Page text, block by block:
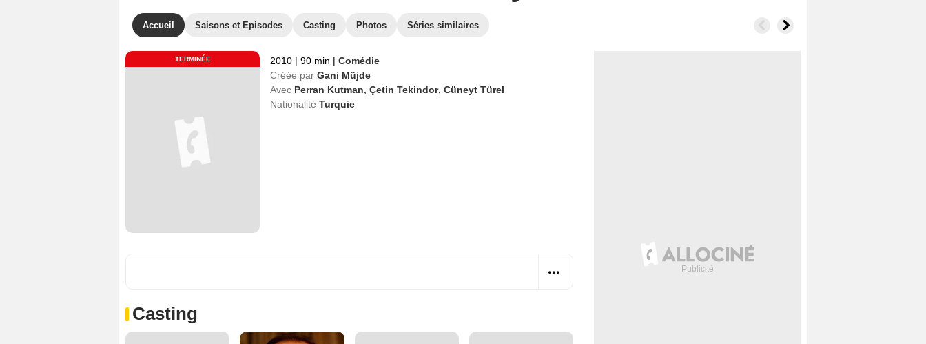
Accueil Saisons et Episodes Casting Photos Séries similaires
TERMINÉE 2010 | 90 min | Comédie
Créée par Gani Müjde
Avec Perran Kutman Çetin Tekindor, Cüneyt Türel
Nationalité Turquie
Casting